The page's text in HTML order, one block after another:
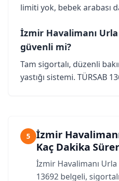
limiti yok, bebek arabası
İzmir Havalimanı
güvenli mi?
Tam sigortalı, düzenli
yastığı sistemi. TÜRSAB
5
İzmir
Kaç Dakika
İzmir Havalimanı
13692 belgeli,